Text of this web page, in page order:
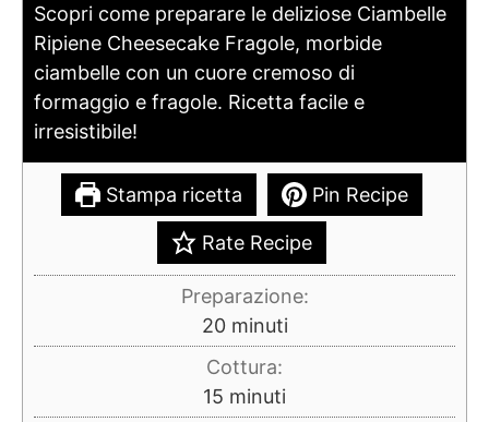
Scopri come preparare le deliziose Ciambelle
Ripiene Cheesecake Fragole, morbide
ciambelle con un cuore cremoso di
formaggio e fragole. Ricetta facile e
irresistibile!
Stampa ricetta Pin Recipe
Rate Recipe
Preparazione:
20minuti
minuti
Cottura:
15 minuti
minuti